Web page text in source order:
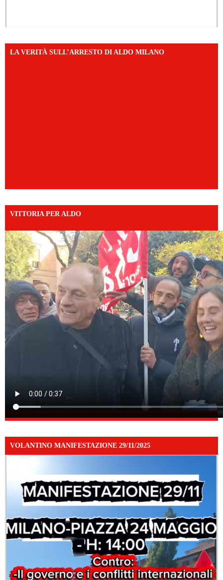
LA VERITÀ SULL’ARRESTO DI ALDO MILANO
VITTORIA PER ALDO
VOLANTINO MANIFESTAZIONE 29/11/2025